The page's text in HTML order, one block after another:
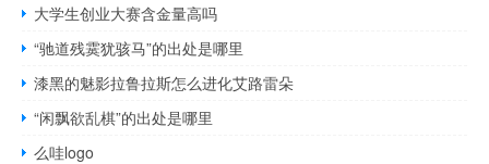
大学生创业大赛含金量高吗
“驰道残霙犹骇马”的出处是哪里
漆黑的魅影拉鲁拉斯怎么进化艾路雷朵
“闲飘欲乱棋”的出处是哪里
么哇logo